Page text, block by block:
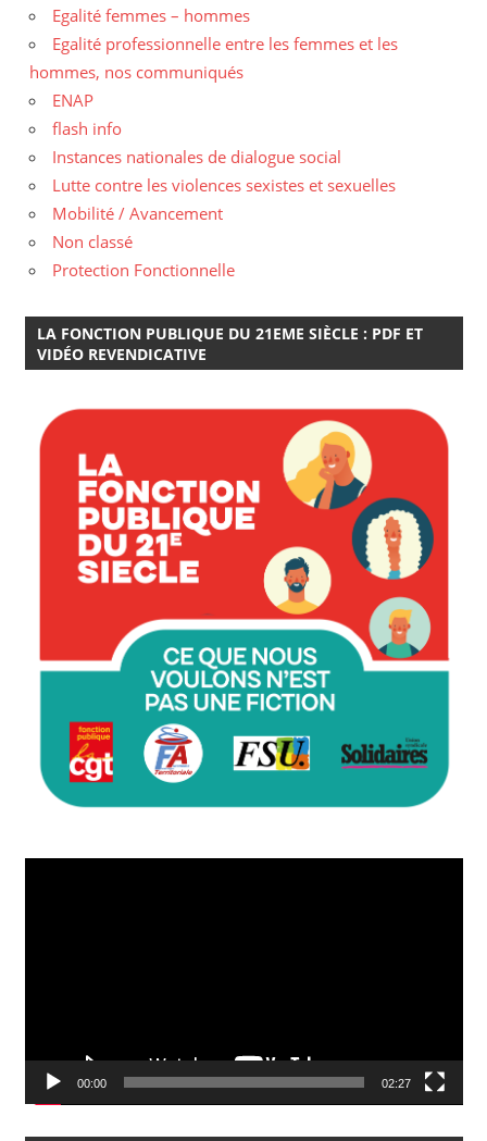
Egalité femmes – hommes
Egalité professionnelle entre les femmes et les
hommes, nos communiqués
ENAP
flash info
Instances nationales de dialogue social
Lutte contre les violences sexistes et sexuelles
Mobilité / Avancement
Non classé
Protection Fonctionnelle
LA FONCTION PUBLIQUE DU 21EME SIÈCLE : PDF ET
VIDÉO REVENDICATIVE
00:00 02:27